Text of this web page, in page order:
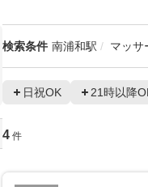
検索条件 南浦和駅 マッサ
日祝OK 21時以降
4 件